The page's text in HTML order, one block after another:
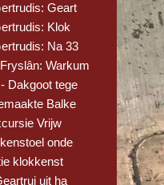
Geart
Klok
Na 33
Warkum
Dakgoot tege
Balke
Vrijw
onde
klokkenst
uit ha